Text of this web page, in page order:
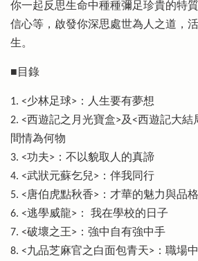
你一起反思生命中種種彌足珍貴的特
信心等，啟發你深思處世為人之道，
生。
■目錄
1. <少林足球>：人生要有夢想
2. <西遊記之月光寶盒>及<西遊記大
間情為何物
3. <功夫>：不以貌取人的真諦
4. <武狀元蘇乞兒>：伴我同行
5. <唐伯虎點秋香>：才華的魅力與品
6. <逃學威龍>： 我在學校的日子
7. <破壞之王>：強中自有強中手
8. <九品芝麻官之白面包青天>：職場